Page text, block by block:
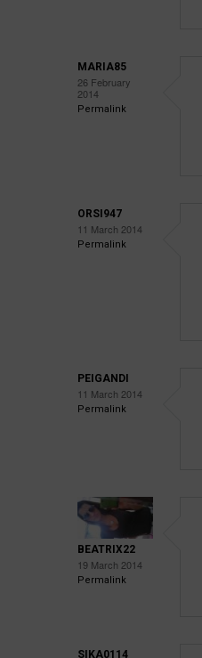
MARIA85
26 February
2014
Permalink
ORSI947
11 March 2014
Permalink
PEIGANDI
11 March 2014
Permalink
BEATRIX22
19 March 2014
Permalink
SIKA0114